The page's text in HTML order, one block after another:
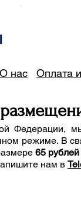
О нас Оплата
Федерации,
режиме. В
65
нам в